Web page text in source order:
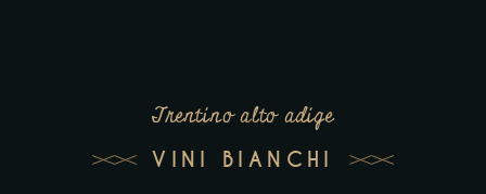
Trentino alto adige
VINI BIANCHI